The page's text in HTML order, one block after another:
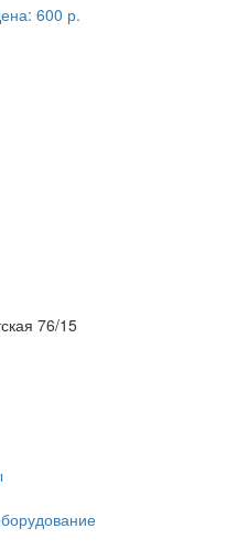
600 р.
76/15